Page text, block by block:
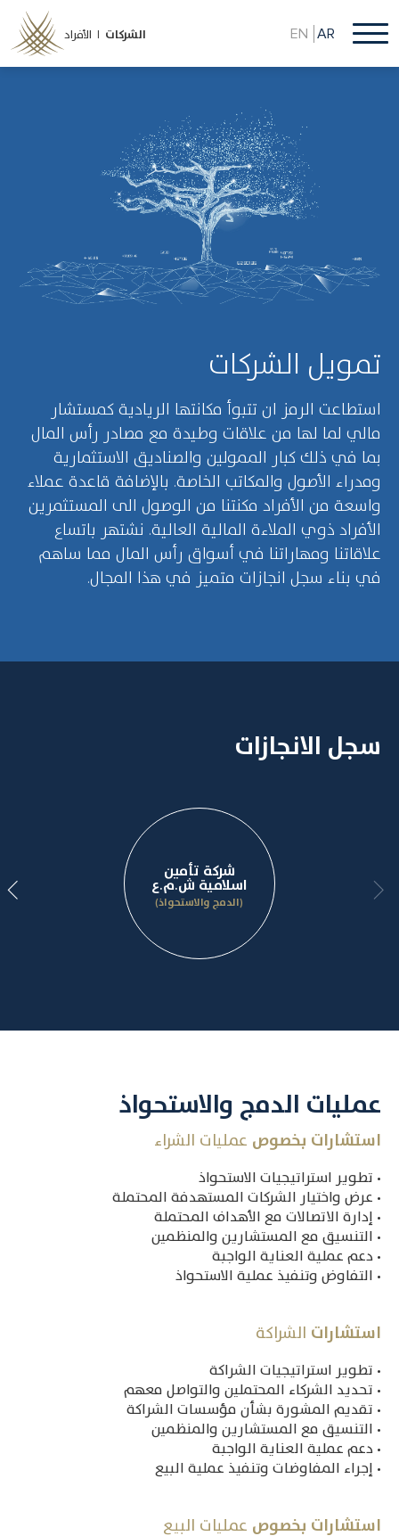
إلى
المحتوى
الرئيسي
الأفراد | الشركات EN AR
تمويل الشركات
استطاعت الرمز ان تتبوأ مكانتها الريادية كمستشار
مالي لما لها من علاقات وطيدة مع مصادر رأس المال
بما في ذلك كبار الممولين والصناديق الاستثمارية
ومدراء الأصول والمكاتب الخاصة. بالإضافة قاعدة عملاء
واسعة من الأفراد مكنتنا من الوصول الى المستثمرين
الأفراد ذوي الملاءة المالية العالية. نشتهر باتساع
علاقاتنا ومهاراتنا في أسواق رأس المال مما ساهم
في بناء سجل انجازات متميز في هذا المجال.
شركة تأمين
اسلامية ش.م.ع
(الدمج والاستحواذ)
سجل الانجازات
عمليات الدمج والاستحواذ
استشارات بخصوص عمليات الشراء
• تطوير استراتيجيات الاستحواذ
• عرض واختيار الشركات المستهدفة المحتملة
• إدارة الاتصالات مع الأهداف المحتملة
• التنسيق مع المستشارين والمنظمين
• دعم عملية العناية الواجبة
• التفاوض وتنفيذ عملية الاستحواذ
استشارات‎
• تطوير استراتيجيات الشراكة
• تحديد الشركاء المحتملين والتواصل معهم
• تقديم المشورة بشأن مؤسسات الشراكة
• التنسيق مع المستشارين والمنظمين
• دعم عملية العناية الواجبة
• إجراء المفاوضات وتنفيذ عملية البيع
استشارات بخصوص